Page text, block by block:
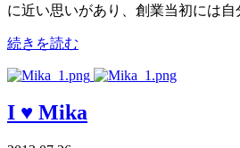
に近い思いがあり、創業当初には自
続きを読む
I ♥ Mika